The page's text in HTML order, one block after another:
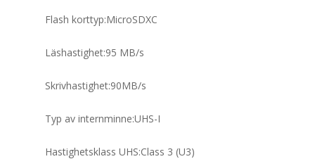
Flash korttyp:MicroSDXC
Läshastighet:95 MB/s
Skrivhastighet:90MB/s
Typ av internminne:UHS-I
Hastighetsklass UHS:Class 3 (U3)